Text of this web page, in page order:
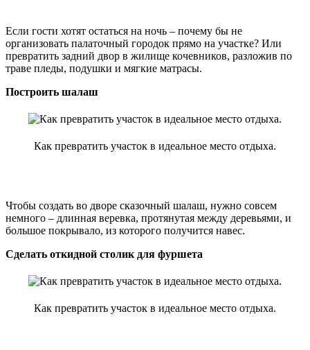
Если гости хотят остаться на ночь – почему бы не
организовать палаточный городок прямо на участке? Или
превратить задний двор в жилище кочевников, разложив по
траве пледы, подушки и мягкие матрасы.
Построить шалаш
Как превратить участок в идеальное место отдыха.
Чтобы создать во дворе сказочный шалаш, нужно совсем
немного – длинная веревка, протянутая между деревьями, и
большое покрывало, из которого получится навес.
Сделать откидной столик для фуршета
Как превратить участок в идеальное место отдыха.